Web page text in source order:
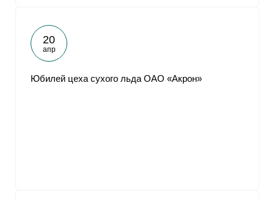
20
апр
Юбилей цеха сухого льда ОАО «Акрон»